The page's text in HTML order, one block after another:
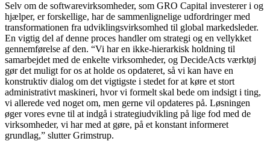
Selv om de softwarevirksomheder, som GRO Capital investerer i og
hjælper, er forskellige, har de sammenlignelige udfordringer med
transformationen fra udviklingsvirksomhed til global markedsleder.
En vigtig del af denne proces handler om strategi og en vellykket
gennemførelse af den. “Vi har en ikke-hierarkisk holdning til
samarbejdet med de enkelte virksomheder, og DecideActs værktøj
gør det muligt for os at holde os opdateret, så vi kan have en
konstruktiv dialog om det vigtigste i stedet for at køre et stort
administrativt maskineri, hvor vi formelt skal bede om indsigt i ting,
vi allerede ved noget om, men gerne vil opdateres på. Løsningen
øger vores evne til at indgå i strategiudvikling på lige fod med de
virksomheder, vi har med at gøre, på et konstant informeret
grundlag,” slutter Grimstrup.